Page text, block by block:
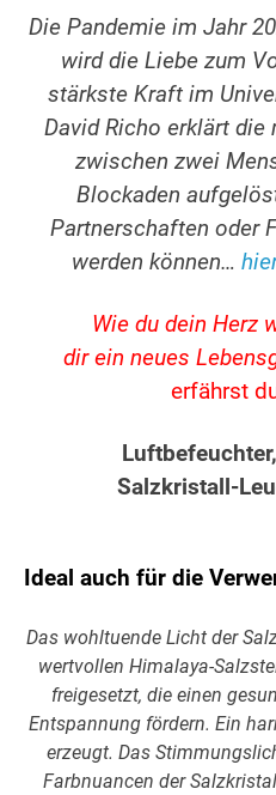
Die Pandemie im Jahr
wird die Liebe zum
stärkste Kraft im
David Richo erklärt
zwischen zwei
Blockaden
Partnerschaften oder
werden können…
Wie du dein Herz
dir ein neues
erfährst
Salzkristall-
Ideal auch für die
Das wohltuende Licht der
wertvollen Himalaya-
freigesetzt, die einen
Entspannung fördern. Ein
erzeugt. Das
Farbnuancen der